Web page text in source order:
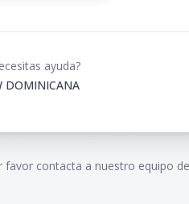
ayuda?
DOMINICANA
favor contacta a nuestro equipo